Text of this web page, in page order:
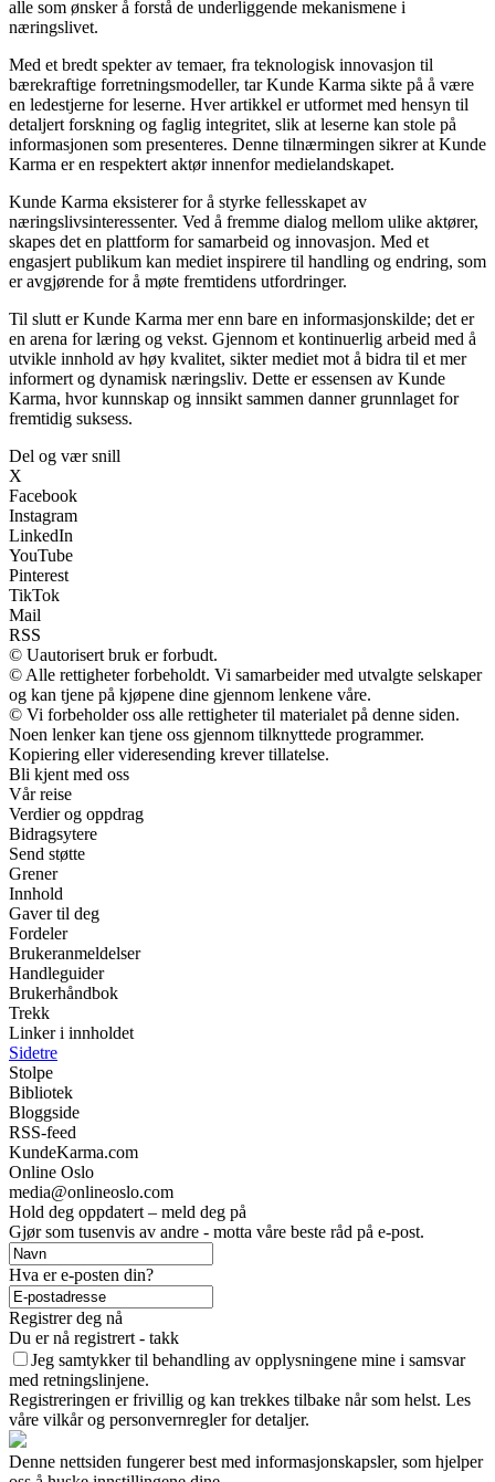
alle som ønsker å forstå de underliggende mekanismene i
næringslivet.
Med et bredt spekter av temaer, fra teknologisk innovasjon til
bærekraftige forretningsmodeller, tar Kunde Karma sikte på å være
en ledestjerne for leserne. Hver artikkel er utformet med hensyn til
detaljert forskning og faglig integritet, slik at leserne kan stole på
informasjonen som presenteres. Denne tilnærmingen sikrer at Kunde
Karma er en respektert aktør innenfor medielandskapet.
Kunde Karma eksisterer for å styrke fellesskapet av
næringslivsinteressenter. Ved å fremme dialog mellom ulike aktører,
skapes det en plattform for samarbeid og innovasjon. Med et
engasjert publikum kan mediet inspirere til handling og endring, som
er avgjørende for å møte fremtidens utfordringer.
Til slutt er Kunde Karma mer enn bare en informasjonskilde; det er
en arena for læring og vekst. Gjennom et kontinuerlig arbeid med å
utvikle innhold av høy kvalitet, sikter mediet mot å bidra til et mer
informert og dynamisk næringsliv. Dette er essensen av Kunde
Karma, hvor kunnskap og innsikt sammen danner grunnlaget for
fremtidig suksess.
Del og vær snill
X
Facebook
Instagram
LinkedIn
YouTube
Pinterest
TikTok
Mail
RSS
© Uautorisert bruk er forbudt.
© Alle rettigheter forbeholdt. Vi samarbeider med utvalgte selskaper
og kan tjene på kjøpene dine gjennom lenkene våre.
© Vi forbeholder oss alle rettigheter til materialet på denne siden.
Noen lenker kan tjene oss gjennom tilknyttede programmer.
Kopiering eller videresending krever tillatelse.
Bli kjent med oss
Vår reise
Verdier og oppdrag
Bidragsytere
Send støtte
Grener
Innhold
Gaver til deg
Fordeler
Brukeranmeldelser
Handleguider
Brukerhåndbok
Trekk
Linker i innholdet
Sidetre
Stolpe
Bibliotek
Bloggside
RSS-feed
KundeKarma.com
Online Oslo
media@onlineoslo.com
Hold deg oppdatert – meld deg på
Gjør som tusenvis av andre - motta våre beste råd på e-post.
Hva er e-posten din?
Registrer deg nå
Du er nå registrert - takk
Jeg samtykker til behandling av opplysningene mine i samsvar
med retningslinjene.
Registreringen er frivillig og kan trekkes tilbake når som helst. Les
våre vilkår og personvernregler for detaljer.
Denne nettsiden fungerer best med informasjonskapsler, som hjelper